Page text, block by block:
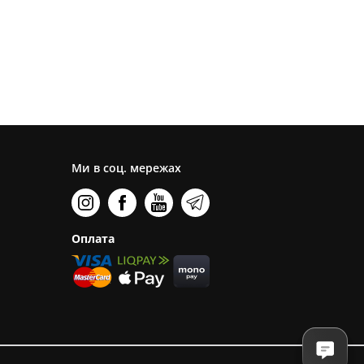
Ми в соц. мережах
Оплата